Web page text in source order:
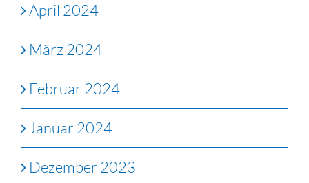
April 2024
März 2024
Februar 2024
Januar 2024
Dezember 2023